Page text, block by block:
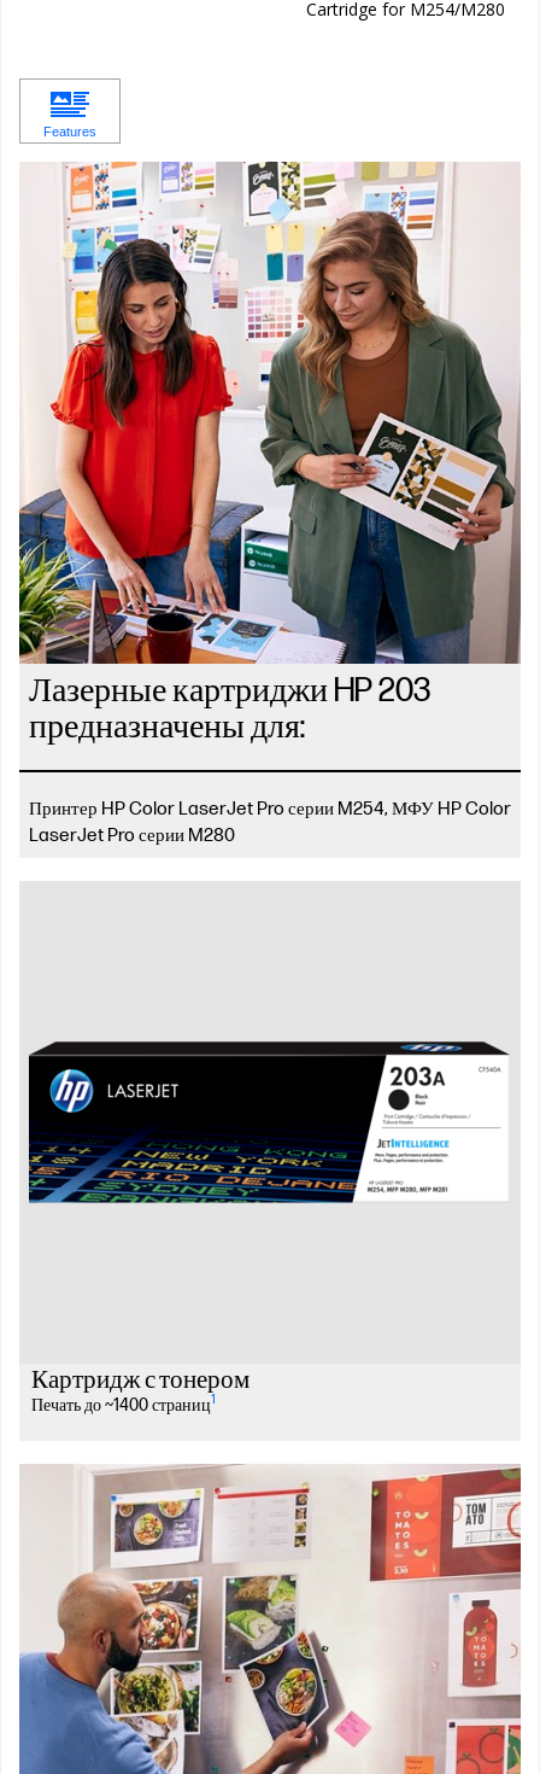
Cartridge for M254/M280
Лазерные картриджи HP 203
предназначены для:
Принтер HP Color LaserJet Pro серии M254, МФУ HP Color
LaserJet Pro серии M280
Картридж с тонером
Печать до ~1400 страниц1